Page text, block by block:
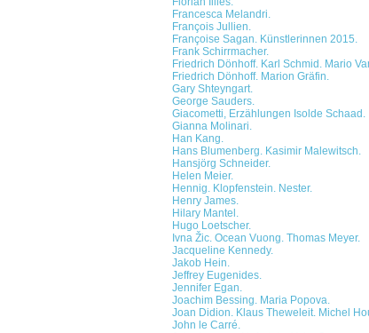
Francesca Melandri.
François Jullien.
Françoise Sagan. Künstlerinnen 2015.
Frank Schirrmacher.
Friedrich Dönhoff. Karl Schmid. Mario
Friedrich Dönhoff. Marion Gräfin.
Gary Shteyngart.
George Sauders.
Giacometti, Erzählungen Isolde Schaad.
Gianna Molinari.
Han Kang.
Hans Blumenberg. Kasimir Malewitsch.
Hansjörg Schneider.
Helen Meier.
Hennig. Klopfenstein. Nester.
Henry James.
Hilary Mantel.
Hugo Loetscher.
Ivna Žic. Ocean Vuong. Thomas Meyer.
Jacqueline Kennedy.
Jakob Hein.
Jeffrey Eugenides.
Jennifer Egan.
Joachim Bessing. Maria Popova.
Joan Didion. Klaus Theweleit. Michel
John le Carré.